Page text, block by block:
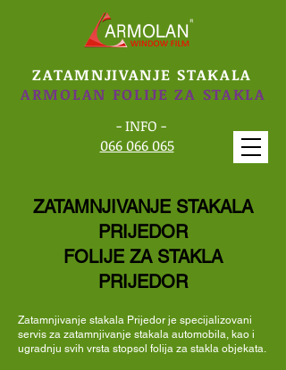
ZATAMNJIVANJE STAKALA
ARMOLAN FOLIJE ZA STAKLA
- INFO -
066 066 065
ZATAMNJIVANJE STAKALA
PRIJEDOR
FOLIJE ZA STAKLA
PRIJEDOR
Zatamnjivanje stakala Prijedor je specijalizovani
servis za zatamnjivanje stakala automobila, kao i
ugradnju svih vrsta stopsol folija za stakla objekata.